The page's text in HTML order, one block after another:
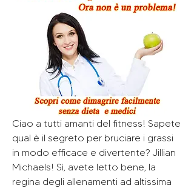
Ciao a tutti amanti del fitness! Sapete
qual è il segreto per bruciare i grassi
in modo efficace e divertente? Jillian
Michaels! Sì, avete letto bene, la
regina degli allenamenti ad altissima